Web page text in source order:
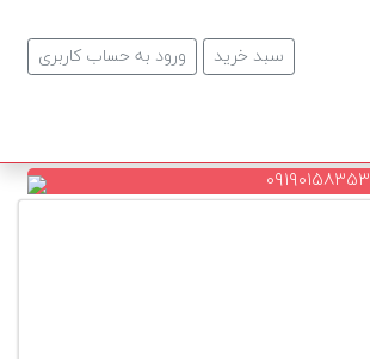
ورود به حساب کاربری سبد خرید
۰۹۱۹۰۱۵۸۳۵۳